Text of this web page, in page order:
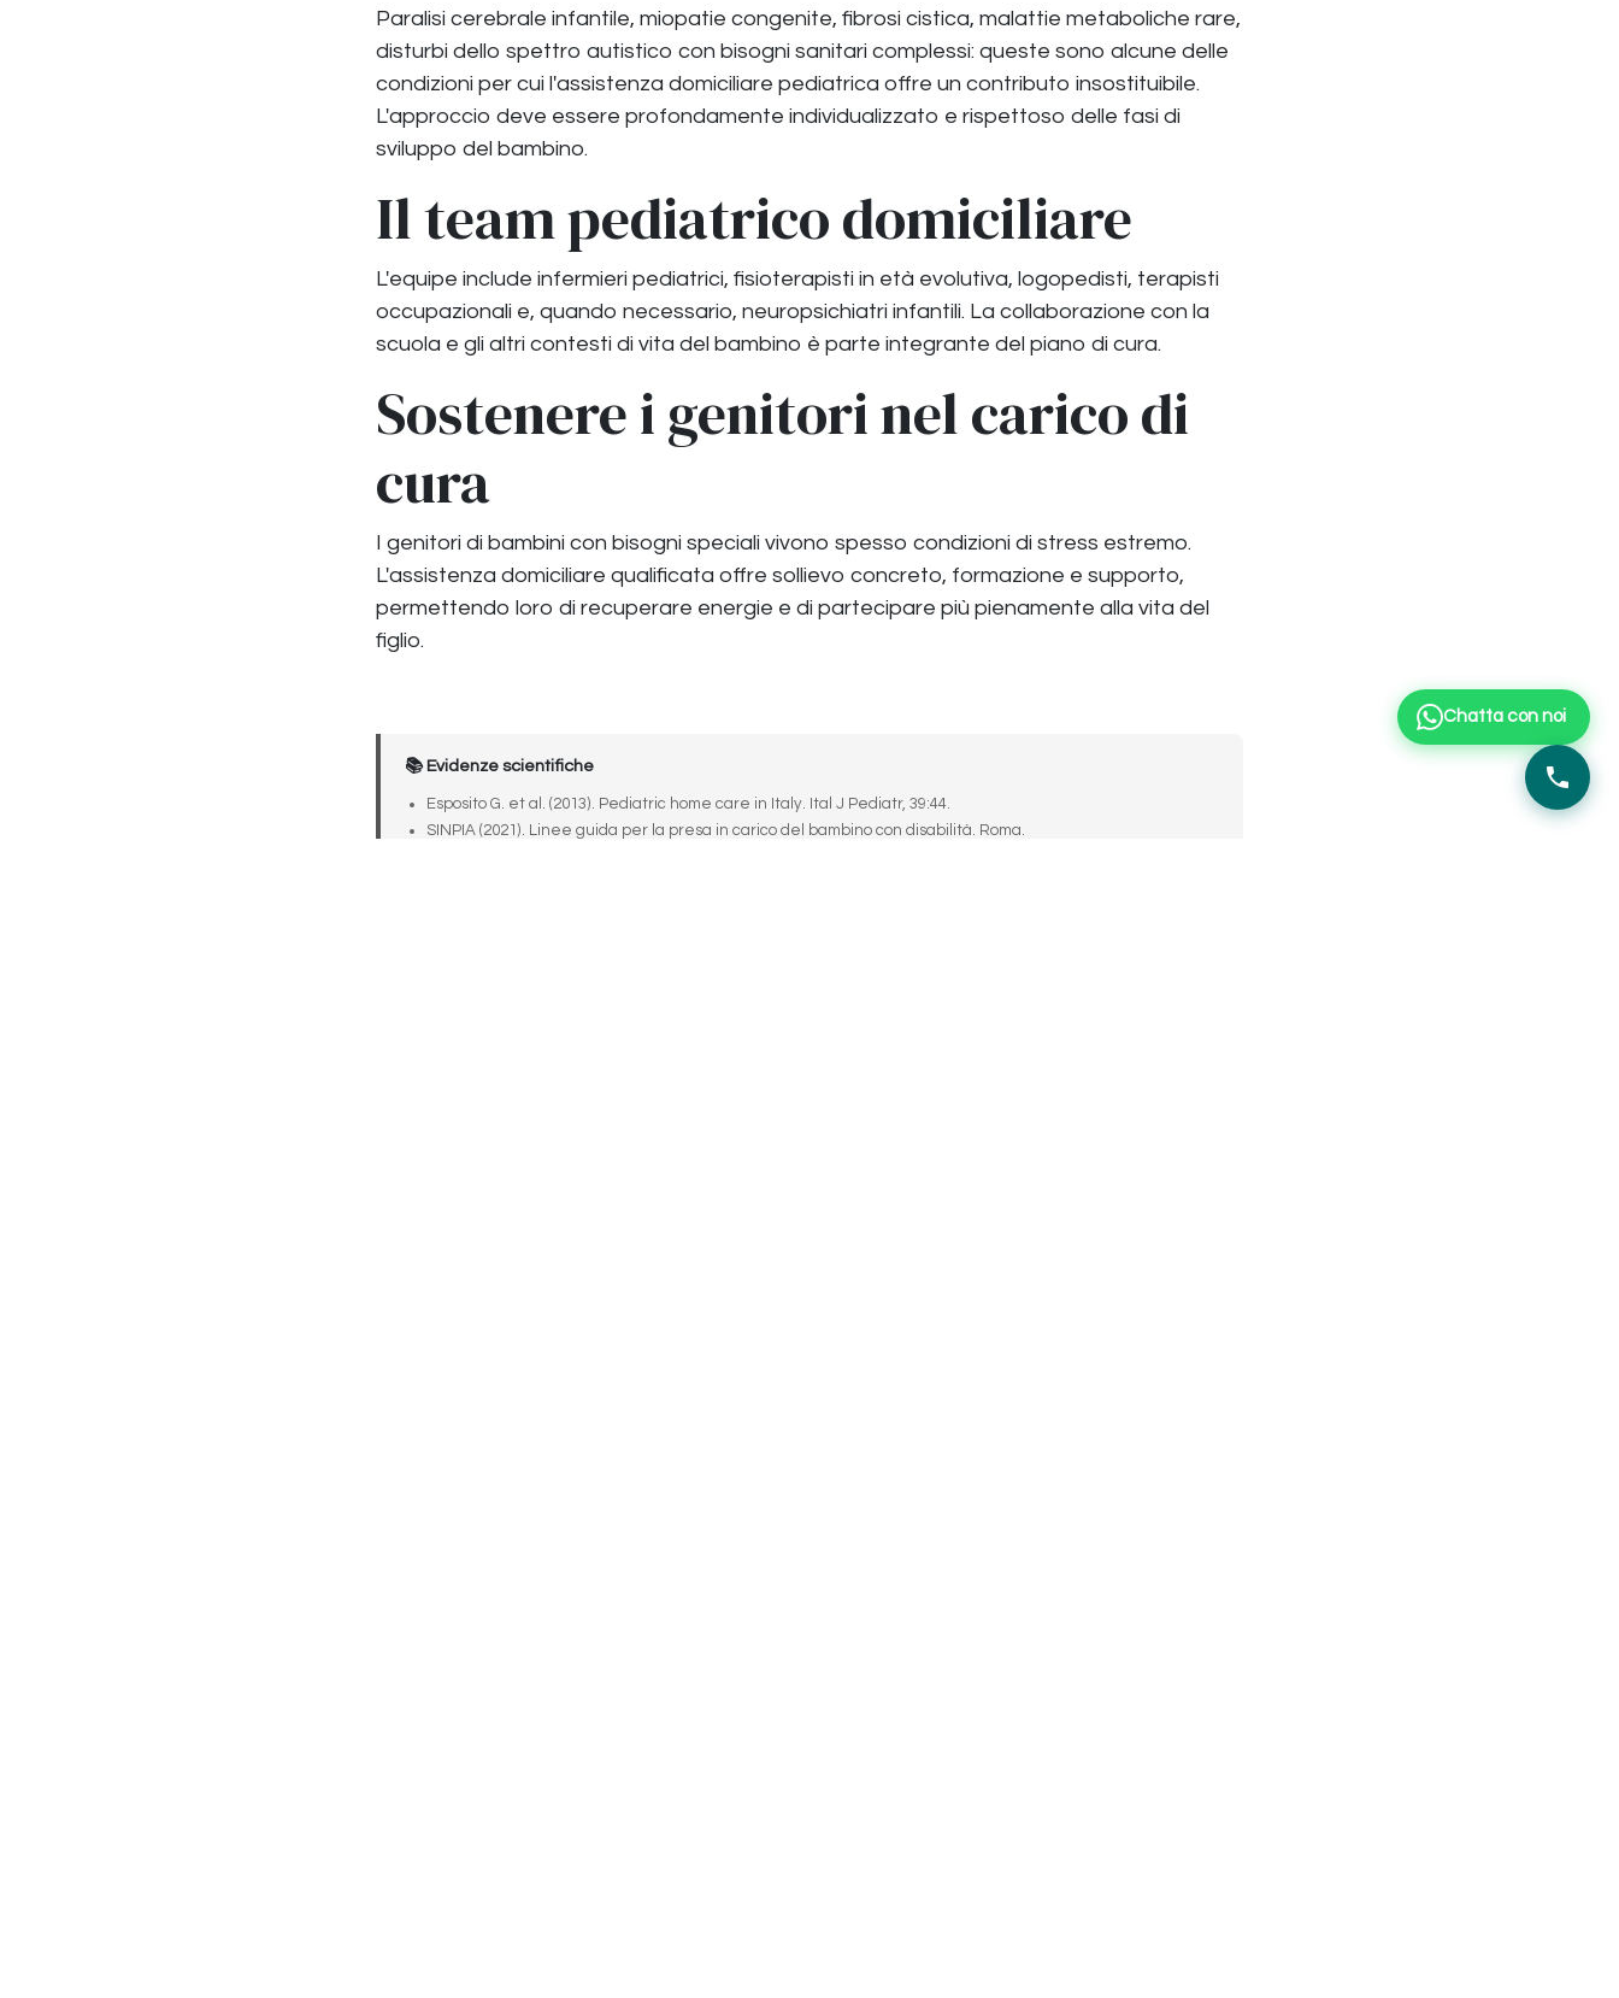
Paralisi cerebrale infantile, miopatie congenite, fibrosi cistica, malattie metaboliche rare,
disturbi dello spettro autistico con bisogni sanitari complessi: queste sono alcune delle
condizioni per cui l'assistenza domiciliare pediatrica offre un contributo insostituibile.
L'approccio deve essere profondamente individualizzato e rispettoso delle fasi di
sviluppo del bambino.
Il team pediatrico domiciliare
L'equipe include infermieri pediatrici, fisioterapisti in età evolutiva, logopedisti, terapisti
occupazionali e, quando necessario, neuropsichiatri infantili. La collaborazione con la
scuola e gli altri contesti di vita del bambino è parte integrante del piano di cura.
Sostenere i genitori nel carico di
cura
I genitori di bambini con bisogni speciali vivono spesso condizioni di stress estremo.
L'assistenza domiciliare qualificata offre sollievo concreto, formazione e supporto,
permettendo loro di recuperare energie e di partecipare più pienamente alla vita del
figlio.
📚 Evidenze scientifiche
Esposito G. et al. (2013). Pediatric home care in Italy. Ital J Pediatr, 39:44.
SINPIA (2021). Linee guida per la presa in carico del bambino con disabilità. Roma.
Chatta con noi